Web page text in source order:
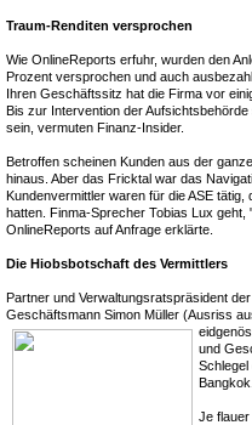
Traum-Renditen versprochen
Wie OnlineReports erfuhr, wurden den
Prozent versprochen und auch
Ihren Geschäftssitz hat die Firma vor
Bis zur Intervention der
sein, vermuten Finanz-Insider.
Betroffen scheinen Kunden aus der
hinaus. Aber das Fricktal war das
Kundenvermittler waren für die ASE
hatten. Finma-Sprecher Tobias Lux
OnlineReports auf Anfrage erklärte.
Die Hiobsbotschaft des Vermittlers
Partner und Verwaltungsratspräsident
Geschäftsmann Simon Müller (Ausriss
und
Schlegel
Bangkok.
Je flauer